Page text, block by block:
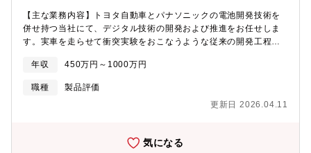
クト方式】・ウォーターフォール(メイン)・アジャイル(一部)【特
徴・魅力】当社は日本の1/3の電力を供給する日本最大の発電事業
者であり（26カ所の発電所を保有）、その火力発電所の発電販売
は、日本の電力産業を支える上で最も重要なミッションです。電
力需給業務は、国内の電力の安定供給を支えると共に、JERAの発
ような電力需給領域の基幹業務を担うシステム開発は非常にやり
ペシャリスト、転職者および外部コンサルタントが多数在籍し、
幅広い経験・ネットワークから、クラウド、仮想基盤、OS各種ミ
ドルウェア、運用基盤を中心に、最新技術にもチャレンジ可能・
プロジェクトを進める上での顧客調整、チームマネジメントも若
いうちから経験可能■ 資格取得・技術向上出来る環境部門内にて
た、その取り組みを評価します。資格取得、社外セミナーを推
【主な業務内容】トヨタ自動車とパナソニックの電池開発技術を
併せ持つ当社にて、デジタル技術の開発および推進をお任せしま
す。実車を走らせて衝突実験をおこなうような従来の開発工程か
法・設備の完成度を高める仕組みをつくります。デジタル技術の
活用によって「開発から量産までのリードタイム短縮」や「量産
トラブルの早期解決・未然防止」に貢献します。このようなデジ
タルツインの実現によって、従来の「実機で確認」から「予測で
電池開発、要素技術開発、工程改善■データの蓄積・可視化・分析
年収 450万円～1000万円
職種
製品評価
更新日 2026.04.11
気になる